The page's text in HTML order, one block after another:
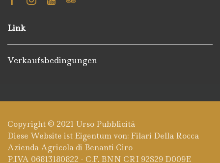
Facebook
Instagram
YoutubeTripadvisor
Link
Verkaufsbedingungen
Copyright © 2021 Urso Pubblicità
Diese Website ist Eigentum von: Filari Della Rocca
Azienda Agricola di Benanti Ciro
P.IVA 06813180822 - C.F. BNN CRI 92S29 D009E